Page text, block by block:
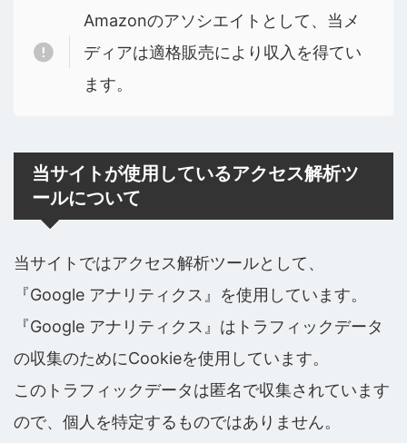
Amazonのアソシエイトとして、当メ
ディアは適格販売により収入を得てい
ます。
当サイトが使用しているアクセス解析ツ
ールについて
当サイトではアクセス解析ツールとして、
『Google アナリティクス』を使用しています。
『Google アナリティクス』はトラフィックデータ
の収集のためにCookieを使用しています。
このトラフィックデータは匿名で収集されています
ので、個人を特定するものではありません。